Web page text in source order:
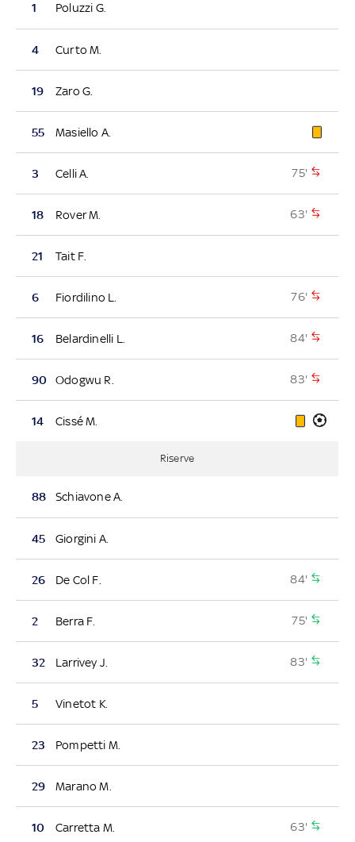
1 Poluzzi G.
4 Curto M.
19 Zaro G.
55 Masiello A.
3 Celli A. 75'
18 Rover M. 63'
21 Tait F.
6 Fiordilino L. 76'
16 Belardinelli L. 84'
90 Odogwu R. 83'
14 Cissé M.
Riserve
88 Schiavone A.
45 Giorgini A.
26 De Col F. 84'
2 Berra F. 75'
32 Larrivey J. 83'
5 Vinetot K.
23 Pompetti M.
29 Marano M.
10 Carretta M. 63'